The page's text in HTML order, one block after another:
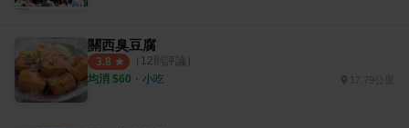
關西臭豆腐
3.8 （ 12則評論）
均消 $60 ・ 小吃